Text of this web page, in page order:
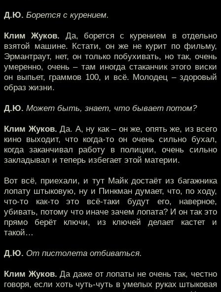
Д.Ю. Борется с курением.
Клим Жуков. Да, борется с курением в отдельно
взятой машине. Кстати, он же не курит по фильму,
Эрмантраут, нет, он только побухивать, но так, очень
умеренно, очень – там иногда стаканчик этого виски
он выпьет, граммов 100, и всё. Молодец – здоровый
образ жизни.
Д.Ю. Может быть, знает, что бывает потом?
Клим Жуков. Да. А, ну как – он же, опять же, из всего
кино выходит, что когда-то он очень сильно бухал,
когда заканчивал работу в полиции, очень сильно
закладывал и теперь избегает этой материи.
Вот всё, приехали, и тут Майк достаёт из багажника
лопату штыковую, ну и Пинкман думает, что, по ходу,
что-то как-то это всё-таки будут его, наверное,
убивать, потому что иначе зачем лопата? И он так это
прямо берёт ключи, из ключей делает кастет и
такой…
Д.Ю. От пистолета отбиваться.
Клим Жуков. Да даже от лопаты не очень так, честно
говоря, если хоть чуть-чуть в умелых руках штыковая